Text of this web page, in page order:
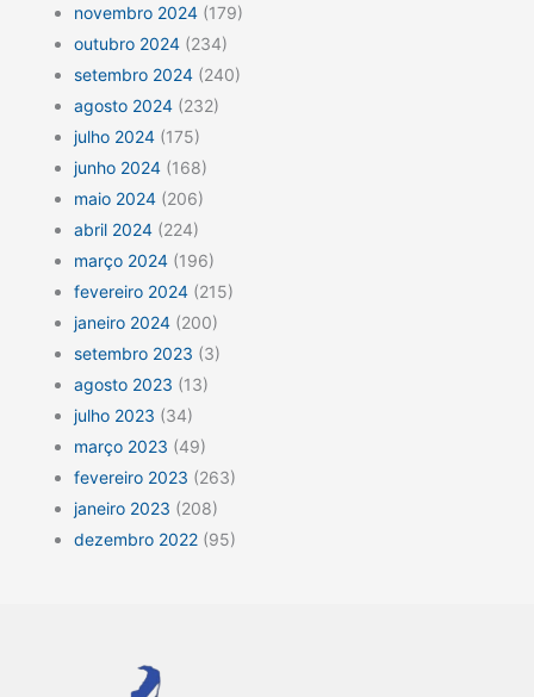
novembro 2024 (179)
outubro 2024 (234)
setembro 2024 (240)
agosto 2024 (232)
julho 2024 (175)
junho 2024 (168)
maio 2024 (206)
abril 2024 (224)
março 2024 (196)
fevereiro 2024 (215)
janeiro 2024 (200)
setembro 2023 (3)
agosto 2023 (13)
julho 2023 (34)
março 2023 (49)
fevereiro 2023 (263)
janeiro 2023 (208)
dezembro 2022 (95)